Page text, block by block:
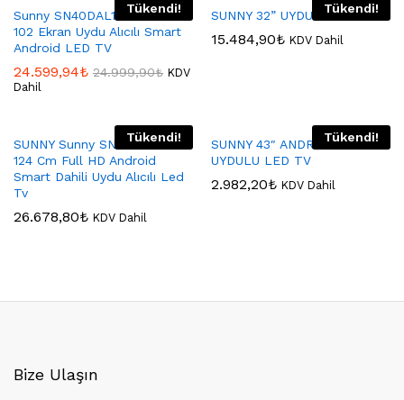
Tükendi!
Sunny SN40DAL13-TNR 40″
102 Ekran Uydu Alıcılı Smart
Android LED TV
24.599,94₺ 24.999,90₺ KDV
Dahil
Tükendi!
SUNNY 32” UYDULU LED TV
15.484,90₺ KDV Dahil
Tükendi!
SUNNY Sunny SN49FAL27
124 Cm Full HD Android
Smart Dahili Uydu Alıcılı Led
Tv
26.678,80₺ KDV Dahil
Tükendi!
SUNNY 43″ ANDROİD SMART
UYDULU LED TV
2.982,20₺ KDV Dahil
Bize Ulaşın